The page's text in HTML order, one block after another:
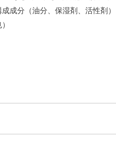
成分（油分、保湿剤、活性剤